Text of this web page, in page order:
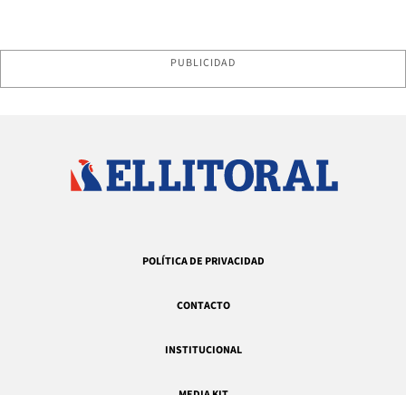
PUBLICIDAD
POLÍTICA DE PRIVACIDAD
CONTACTO
INSTITUCIONAL